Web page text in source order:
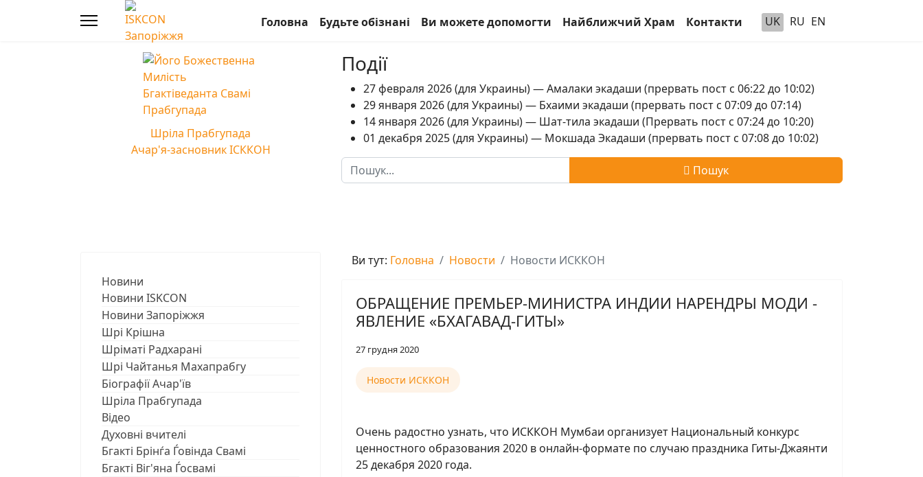
Головна Будьте обізнані Ви можете допомогти Найближчий Храм Контакти UK RU EN
Шріла Прабгупада
Ачар'я-засновник ІСККОН
Події
27 февраля 2026 (для Украины) — Амалаки экадаши (прервать пост с 06:22 до 10:02)
29 января 2026 (для Украины) — Бхаими экадаши (прервать пост с 07:09 до 07:14)
14 января 2026 (для Украины) — Шат-тила экадаши (Прервать пост с 07:24 до 10:20)
01 декабря 2025 (для Украины) — Мокшада Экадаши (прервать пост с 07:08 до 10:02)
Пошук
Пошук
Новини
Новини ISKCON
Новини Запоріжжя
Шрі Крішна
Шріматі Радхарані
Шрі Чайтанья Махапрабгу
Біографії Ачар'їв
Шріла Прабгупада
Відео
Духовні вчителі
Бгакті Брінѓа Ѓовінда Свамі
Бгакті Віг'яна Ѓосвамі
Ви тут: Головна Новости Новости ИСККОН
ОБРАЩЕНИЕ ПРЕМЬЕР-МИНИСТРА ИНДИИ НАРЕНДРЫ МОДИ -
ЯВЛЕНИЕ «БХАГАВАД-ГИТЫ»
27 грудня 2020
Новости ИСККОН
Очень радостно узнать, что ИСККОН Мумбаи организует Национальный конкурс
ценностного образования 2020 в онлайн-формате по случаю праздника Гиты-Джаянти
25 декабря 2020 года.